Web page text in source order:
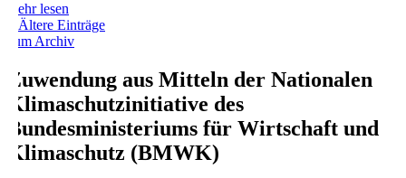
mehr lesen
« Ältere Einträge
zum Archiv
Zuwendung aus Mitteln der Nationalen
Klimaschutzinitiative des
Bundesministeriums für Wirtschaft und
Klimaschutz (BMWK)